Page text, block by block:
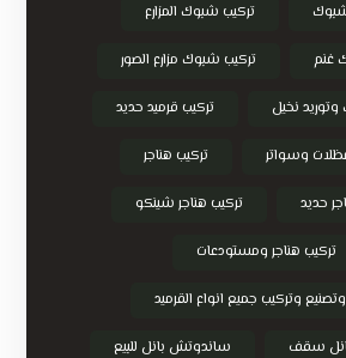
تركيب شبوك المزارع
غنم تركيب شبوك مزارع الصور
نخيل تركيب قرميد حديد
وسواتر تركيب هناجر
حديد تركيب هناجر شينكو
تركيب هناجر ومستودعات
وتركيب جميع انواع القرميد
سقف ساندوتش بانل للبيع